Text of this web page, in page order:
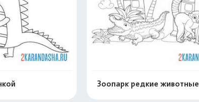
Зоопарк редкие животные